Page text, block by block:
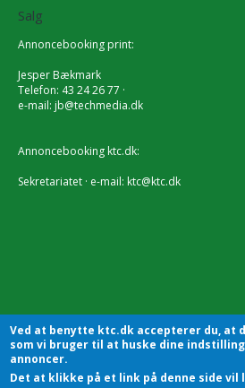
Salg
Annoncebooking print:
Jesper Bækmark
Telefon: 43 24 26 77 ·
e-mail: jb@techmedia.dk
Annoncebooking ktc.dk:
Sekretariatet · e-mail: ktc@ktc.dk
Ved at benytte ktc.dk accepterer du, at
som vi bruger til at huske dine
annoncer.
Det at klikke på et link på denne side